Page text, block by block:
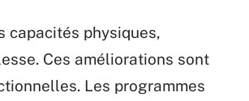
capacités physiques,
Ces améliorations sont
Les programmes